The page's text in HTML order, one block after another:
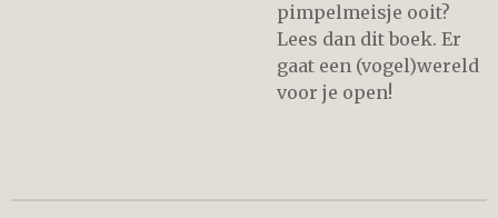
pimpelmeisje ooit?
Lees dan dit boek. Er
gaat een (vogel)wereld
voor je open!